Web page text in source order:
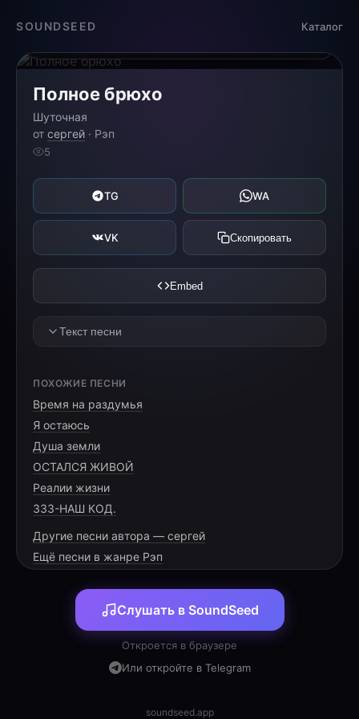
SOUNDSEED Каталог
Полное брюхо
Шуточная
от сергей · Рэп
5
TG WA
VK Скопировать
Embed
Текст песни
Пусто в жевоте, в желудке пусто,
В животе совсем не густо.
День на нервах, день на беге,
[VERSE 1]
Утро в горле комом, в холодильнике —
затишье,
Путь идёт сквозь город, выше или ниже.
В планах завтраки, обеды, перекусы —
ПОХОЖИЕ ПЕСНИ
Время на раздумья
Я остаюсь
Душа земли
ОСТАЛСЯ ЖИВОЙ
Реалии жизни
333-НАШ КОД.
Другие песни автора — сергей
Ещё песни в жанре Рэп
Слушать в SoundSeed
Откроется в браузере
Или откройте в Telegram
soundseed.app